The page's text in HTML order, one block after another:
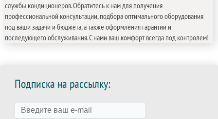
службы кондиционеров. Обратитесь к нам для получения
профессиональной консультации, подбора оптимального оборудования
под ваши задачи и бюджета, а также оформления гарантии и
последующего обслуживания. С нами ваш комфорт всегда под контролем!
Подписка на рассылку: